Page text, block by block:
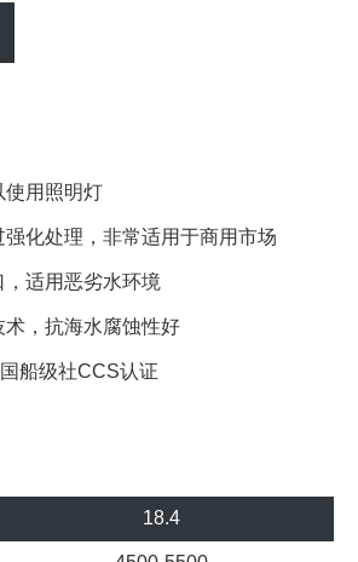
使用照明灯
强化处理，非常适用于商用市场
，适用恶劣水环境
术，抗海水腐蚀性好
船级社CCS认证
18.4